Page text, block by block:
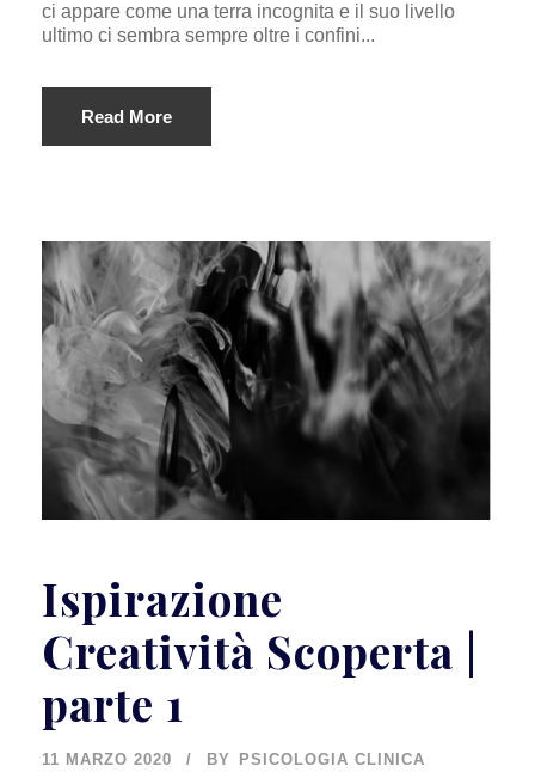
ci appare come una terra incognita e il suo livello
ultimo ci sembra sempre oltre i confini...
Read More
Ispirazione
Creatività Scoperta |
parte 1
11 MARZO 2020 BY
PSICOLOGIA CLINICA